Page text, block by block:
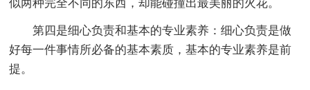
似两种完全不同的东西，却能碰撞出最美丽的火花。
第四是细心负责和基本的专业素养：细心负责是做
好每一件事情所必备的基本素质，基本的专业素养是前
提。